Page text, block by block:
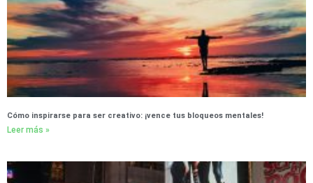
Cómo inspirarse para ser creativo: ¡vence tus bloqueos mentales!
Leer más »